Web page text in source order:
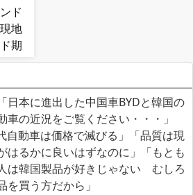
ド
地
期
日本に進出した中国車BYDと韓国の
車の近況をご覧ください・・・」
自動車は価格で滅びる」「品質は現
はるかに良いはずなのに」「もとも
は韓国製品が好きじゃない むしろ
を買う方だから」